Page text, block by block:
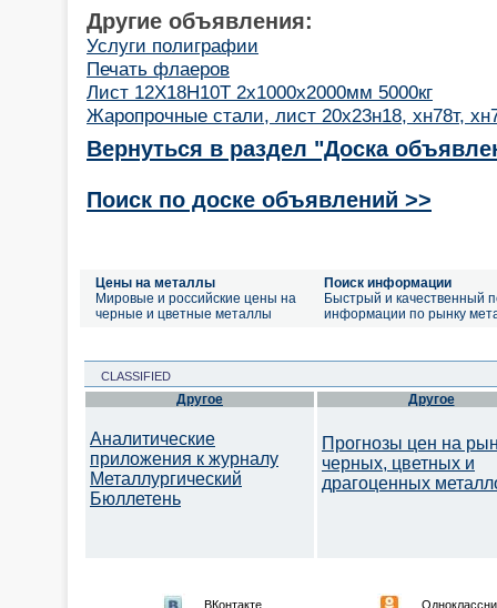
Другие объявления:
Услуги полиграфии
Печать флаеров
Лист 12Х18Н10Т 2х1000х2000мм 5000кг
Жаропрочные стали, лист 20х23н18, хн78т,
Вернуться в раздел "Доска
Поиск по доске объявлений >>
Цены на металлы
Мировые и российские цены на
черные и цветные металлы
Поиск информации
Быстрый и качественный
информации по рынку
CLASSIFIED
Другое
Аналитические
приложения к журналу
Металлургический
Бюллетень
Другое
Прогнозы цен на
черных, цветных и
драгоценных
ВКонтакте